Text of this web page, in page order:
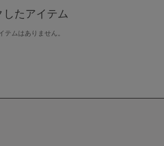
たアイテム
テムはありません。